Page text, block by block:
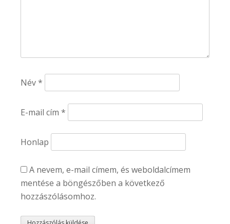
Név*
E-mail cím *
Honlap
A nevem, e-mail címem, és weboldalcímem
mentése a böngészőben a következő
hozzászólásomhoz.